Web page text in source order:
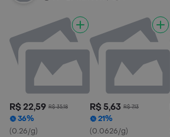
R$ 22,59 R$ 35,18
36%
(0.26/g)
R$ 5,63 R$ 7,13
21%
(0.0626/g)